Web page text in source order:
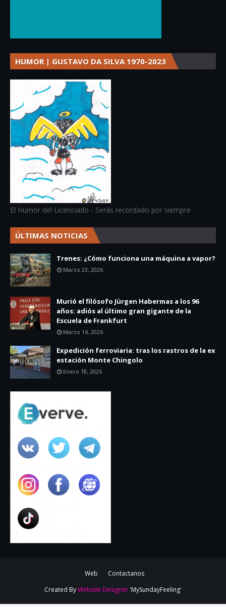
HUMOR | GUSTAVO DA SILVA 1970-2023
El Humor del Licenciado - Serás recordado por siempre
ÚLTIMAS NOTICIAS
Trenes: ¿Cómo funciona una máquina a vapor?
Marzo 23, 2026
Murió el filósofo Jürgen Habermas a los 96
años: adiós al último gran gigante de la
Escuela de Frankfurt
Marzo 14, 2026
Expedición ferroviaria: tras los rastros de la ex
estación Monte Chingolo
Enero 18, 2026
Web
Contactanos
Created ByWebsite Designer 'MySundayFeeling'